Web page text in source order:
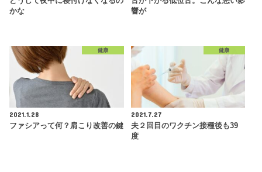
かな
響が
健康
2021.1.28
ファシアって何？肩こり改善の鍵
健康
2021.7.27
夫２回目のワクチン接種後も39
度